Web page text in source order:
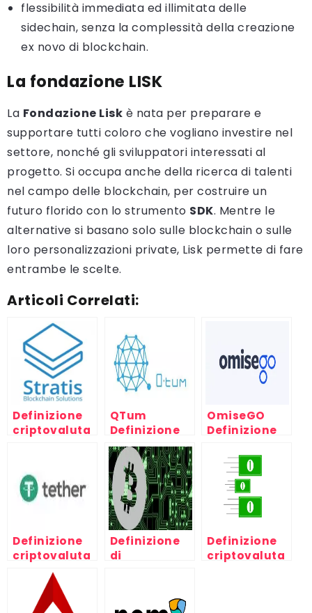
flessibilità immediata ed illimitata delle
sidechain, senza la complessità della creazione
ex novo di blockchain.
La fondazione LISK
La Fondazione Lisk è nata per preparare e
supportare tutti coloro che vogliano investire nel
settore, nonché gli sviluppatori interessati al
progetto. Si occupa anche della ricerca di talenti
nel campo delle blockchain, per costruire un
futuro florido con lo strumento SDK. Mentre le
alternative si basano solo sulle blockchain o sulle
loro personalizzazioni private, Lisk permette di fare
entrambe le scelte.
Articoli Correlati:
Definizione
criptovaluta
QTum
Definizione
criptovaluta
OmiseGO
Definizione
Definizione
criptovaluta
Tether
Definizione
di
Definizione
criptovaluta